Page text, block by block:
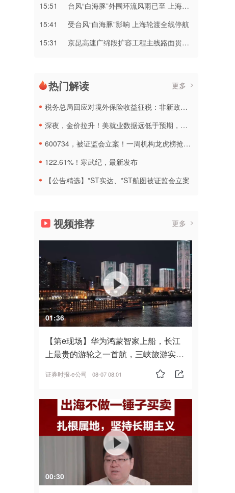
15:51
台风“白海豚”外围环流风雨已至 上海浙江局地将有特大暴雨
15:41
受台风“白海豚”影响 上海轮渡全线停航
15:31
京昆高速广绵段扩容工程主线路面贯通过半
热门解读 更多
税务总局回应对境外保险收益征税：非新政策，无需过度解读
深夜，金价拉升！美就业数据远低于预期，加息或生变
600734，被证监会立案！一周机构龙虎榜抢筹名单出炉
122.61%！寒武纪，最新发布
【公告精选】*ST实达、*ST航图被证监会立案
视频推荐 更多
01:36
【第e现场】华为鸿蒙智家上船，长江
上最贵的游轮之一首航，三峡旅游实
证券时报·e公司 08-07 08:01
00:30